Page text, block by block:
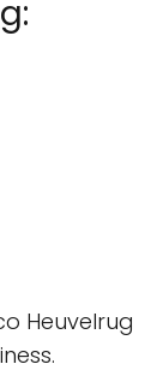
Heuvelrug